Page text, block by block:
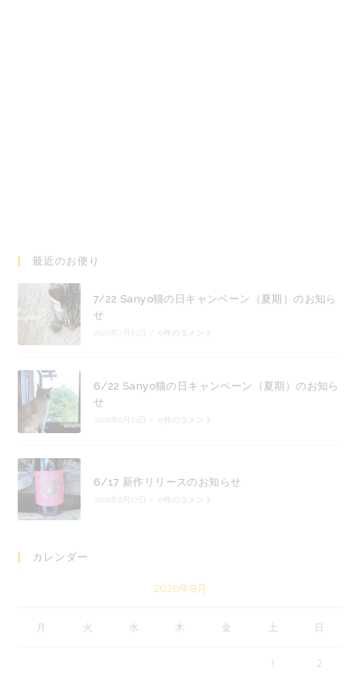
最近のお便り
7/22 Sanyo猫の日キャンペーン（夏期）のお知ら
せ
0件のコメント
6/22 Sanyo猫の日キャンペーン（夏期）のお知ら
せ
0件のコメント
6/17 新作リリースのお知らせ
0件のコメント
カレンダー
2026年8月
月 火 水 木 金 土 日
1 2